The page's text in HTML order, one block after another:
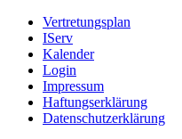
Vertretungsplan
IServ
Kalender
Login
Impressum
Haftungserklärung
Datenschutzerklärung